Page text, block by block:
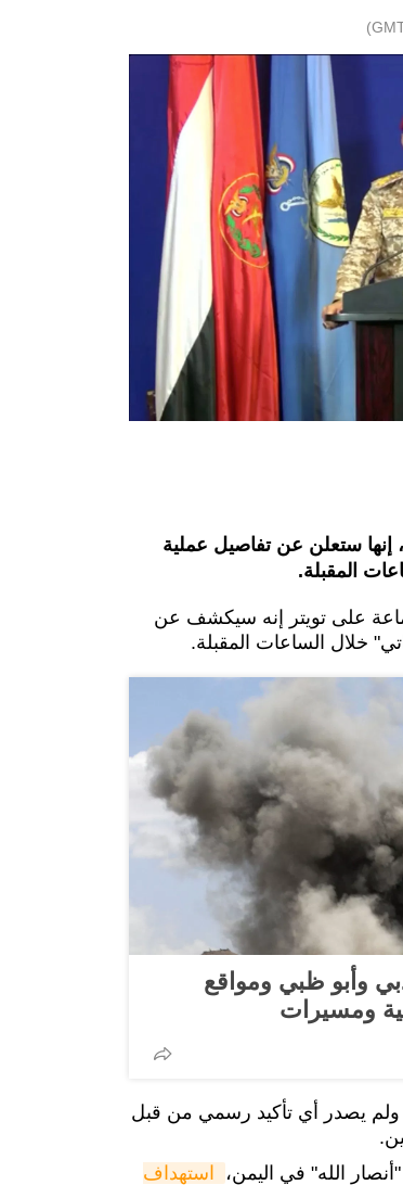
)
إنها ستعلن عن تفاصيل عملية
المقبلة.
على تويتر إنه سيكشف عن
خلال الساعات المقبلة.
وأبو ظبي ومواقع
ومسيرات
ولم يصدر أي تأكيد رسمي من قبل